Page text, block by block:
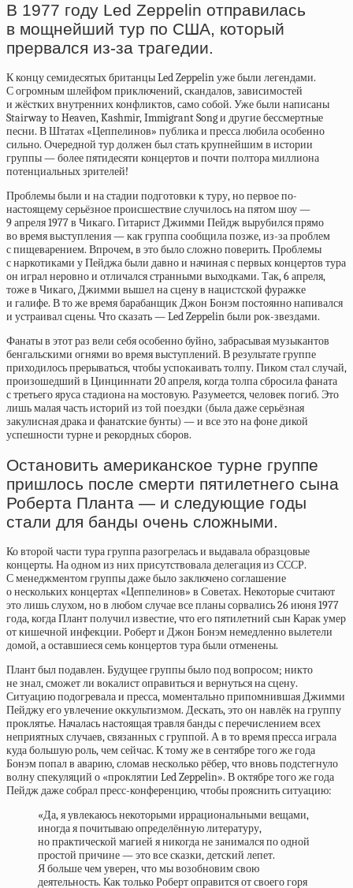
В 1977 году Led Zeppelin отправилась
в мощнейший тур по США, который
прервался из-за трагедии.
К концу семидесятых британцы Led Zeppelin уже были легендами.
С огромным шлейфом приключений, скандалов, зависимостей
и жёстких внутренних конфликтов, само собой. Уже были написаны
Stairway to Heaven, Kashmir, Immigrant Song и другие бессмертные
песни. В Штатах «Цеппелинов» публика и пресса любила особенно
сильно. Очередной тур должен был стать крупнейшим в истории
группы — более пятидесяти концертов и почти полтора миллиона
потенциальных зрителей!
Проблемы были и на стадии подготовки к туру, но первое по-
настоящему серьёзное происшествие случилось на пятом шоу —
9 апреля 1977 в Чикаго. Гитарист Джимми Пейдж вырубился прямо
во время выступления — как группа сообщила позже, из-за проблем
с пищеварением. Впрочем, в это было сложно поверить. Проблемы
с наркотиками у Пейджа были давно и начиная с первых концертов тура
он играл неровно и отличался странными выходками. Так, 6 апреля,
тоже в Чикаго, Джимми вышел на сцену в нацистской фуражке
и галифе. В то же время барабанщик Джон Бонэм постоянно напивался
и устраивал сцены. Что сказать — Led Zeppelin были рок-звездами.
Фанаты в этот раз вели себя особенно буйно, забрасывая музыкантов
бенгальскими огнями во время выступлений. В результате группе
приходилось прерываться, чтобы успокаивать толпу. Пиком стал случай,
произошедший в Цинциннати 20 апреля, когда толпа сбросила фаната
с третьего яруса стадиона на мостовую. Разумеется, человек погиб. Это
лишь малая часть историй из той поездки (была даже серьёзная
закулисная драка и фанатские бунты) — и все это на фоне дикой
успешности турне и рекордных сборов.
Остановить американское турне группе
пришлось после смерти пятилетнего сына
Роберта Планта — и следующие годы
стали для банды очень сложными.
Ко второй части тура группа разогрелась и выдавала образцовые
концерты. На одном из них присутствовала делегация из СССР.
С менеджментом группы даже было заключено соглашение
о нескольких концертах «Цеппелинов» в Советах. Некоторые считают
это лишь слухом, но в любом случае все планы сорвались 26 июня 1977
года, когда Плант получил известие, что его пятилетний сын Карак умер
от кишечной инфекции. Роберт и Джон Бонэм немедленно вылетели
домой, а оставшиеся семь концертов тура были отменены.
Плант был подавлен. Будущее группы было под вопросом; никто
не знал, сможет ли вокалист оправиться и вернуться на сцену.
Ситуацию подогревала и пресса, моментально припомнившая Джимми
Пейджу его увлечение оккультизмом. Дескать, это он навлёк на группу
проклятье. Началась настоящая травля банды с перечислением всех
неприятных случаев, связанных с группой. А в то время пресса играла
куда большую роль, чем сейчас. К тому же в сентябре того же года
Бонэм попал в аварию, сломав несколько рёбер, что вновь подстегнуло
волну спекуляций о «проклятии Led Zeppelin». В октябре того же года
Пейдж даже собрал пресс-конференцию, чтобы прояснить ситуацию:
«Да, я увлекаюсь некоторыми иррациональными вещами,
иногда я почитываю определённую литературу,
но практической магией я никогда не занимался по одной
простой причине — это все сказки, детский лепет.
Я больше чем уверен, что мы возобновим свою
деятельность. Как только Роберт оправится от своего горя